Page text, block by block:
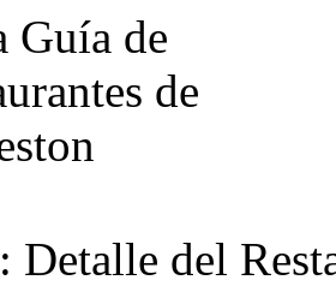
Detalle del